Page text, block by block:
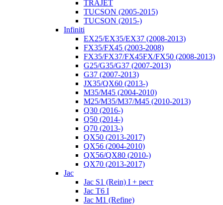
TRAJET
TUCSON (2005-2015)
TUCSON (2015-)
Infiniti
EX25/EX35/EX37 (2008-2013)
FX35/FX45 (2003-2008)
FX35/FX37/FX45FX/FX50 (2008-2013)
G25/G35/G37 (2007-2013)
G37 (2007-2013)
JX35/QX60 (2013-)
M35/M45 (2004-2010)
M25/M35/M37/M45 (2010-2013)
Q30 (2016-)
Q50 (2014-)
Q70 (2013-)
QX50 (2013-2017)
QX56 (2004-2010)
QX56/QX80 (2010-)
QX70 (2013-2017)
Jac
Jac S1 (Rein) I + рест
Jac T6 I
Jac M1 (Refine)